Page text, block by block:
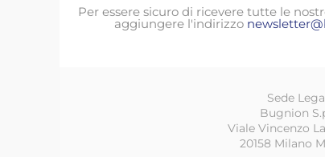
Per essere sicuro di ricevere tutte le
aggiungere l'indirizzo
Sede
Bugnion
Viale Vincenzo
20158 Milano